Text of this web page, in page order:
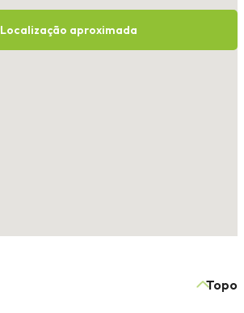
Localização aproximada
Topo